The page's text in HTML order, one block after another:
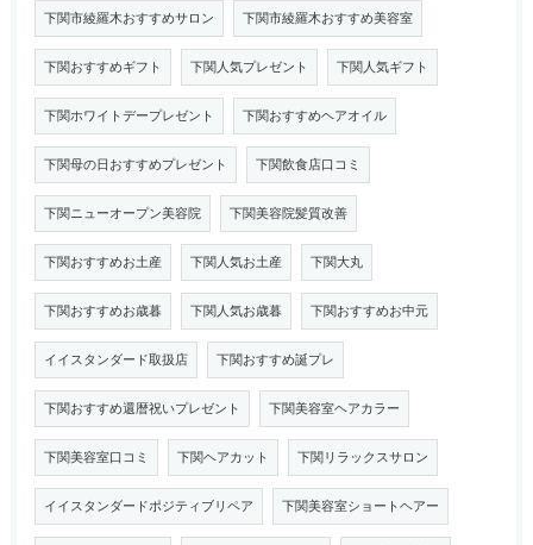
下関市綾羅木おすすめサロン 下関市綾羅木おすすめ美容室
下関おすすめギフト 下関人気プレゼント 下関人気ギフト
下関ホワイトデープレゼント 下関おすすめヘアオイル
下関母の日おすすめプレゼント 下関飲食店口コミ
下関ニューオープン美容院 下関美容院髪質改善
下関おすすめお土産 下関人気お土産 下関大丸
下関おすすめお歳暮 下関人気お歳暮 下関おすすめお中元
イイスタンダード取扱店 下関おすすめ誕プレ
下関おすすめ還暦祝いプレゼント 下関美容室ヘアカラー
下関美容室口コミ 下関ヘアカット 下関リラックスサロン
イイスタンダードポジティブリペア 下関美容室ショートヘアー